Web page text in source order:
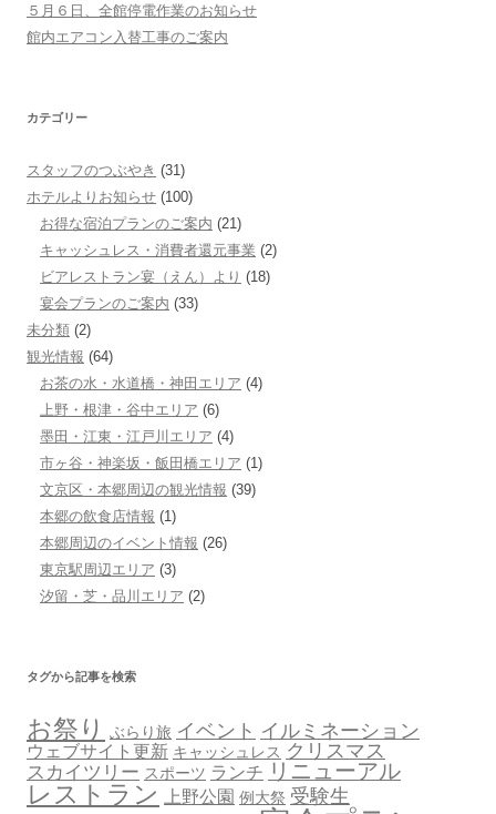
５月６日、全館停電作業のお知らせ
館内エアコン入替工事のご案内
カテゴリー
スタッフのつぶやき (31)
ホテルよりお知らせ (100)
お得な宿泊プランのご案内 (21)
キャッシュレス・消費者還元事業 (2)
ビアレストラン宴（えん）より (18)
宴会プランのご案内 (33)
未分類 (2)
観光情報 (64)
お茶の水・水道橋・神田エリア (4)
上野・根津・谷中エリア (6)
墨田・江東・江戸川エリア (4)
市ヶ谷・神楽坂・飯田橋エリア (1)
文京区・本郷周辺の観光情報 (39)
本郷の飲食店情報 (1)
本郷周辺のイベント情報 (26)
東京駅周辺エリア (3)
汐留・芝・品川エリア (2)
タグから記事を検索
お祭り ぶらり旅 イベント イルミネーション
ウェブサイト更新 キャッシュレス クリスマス
スカイツリー スポーツ ランチ リニューアル
レストラン 上野公園 例大祭 受験生